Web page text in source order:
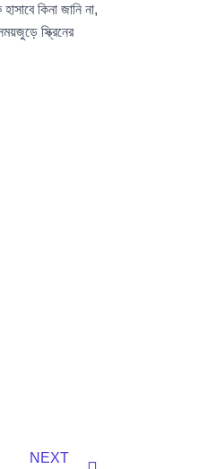
কিনা জানি না,
স্ক্রিনের
NEXT